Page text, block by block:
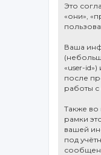
Это
«они»,
Ваша
«user-
после
работы
Также
рамки
вашей
под